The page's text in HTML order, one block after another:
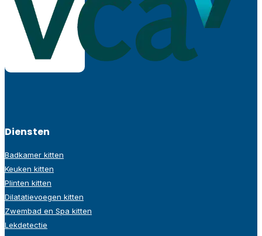
Diensten
Badkamer kitten
Keuken kitten
Plinten kitten
Dilatatievoegen kitten
Zwembad en Spa kitten
Lekdetectie